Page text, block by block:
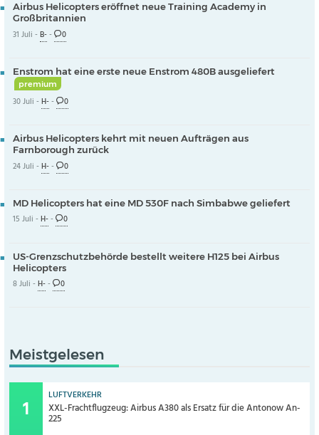
Airbus Helicopters eröffnet neue Training Academy in
Großbritannien
31 Juli -B-- 0
Enstrom hat eine erste neue Enstrom 480B ausgeliefert
premium
30 Juli -H-- 0
Airbus Helicopters kehrt mit neuen Aufträgen aus
Farnborough zurück
24 Juli -H-- 0
MD Helicopters hat eine MD 530F nach Simbabwe geliefert
15 Juli -H-- 0
US-Grenzschutzbehörde bestellt weitere H125 bei Airbus
Helicopters
8 Juli -H-- 0
Meistgelesen
LUFTVERKEHR
XXL-Frachtflugzeug: Airbus A380 als Ersatz für die Antonow An-
225